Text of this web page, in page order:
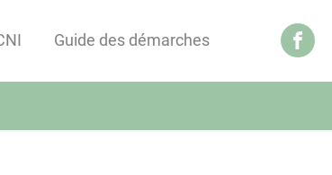
Guide des démarches